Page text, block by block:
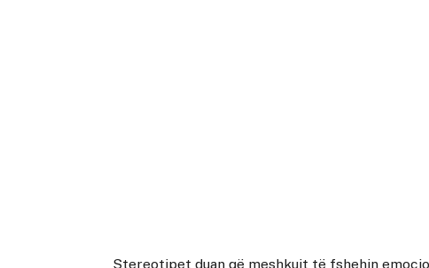
Stereotipet duan që meshkujt të fshehin